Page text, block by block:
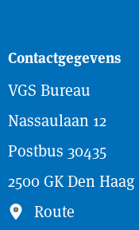
Contactgegevens
VGS Bureau
Nassaulaan 12
Postbus 30435
2500 GK Den Haag
Route